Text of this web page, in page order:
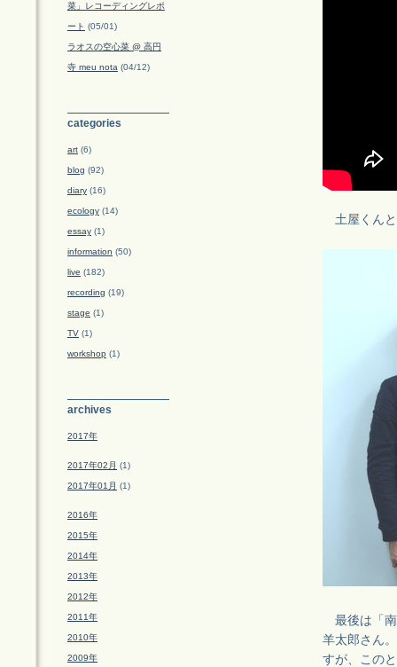
土屋くん
最後は「南
羊太郎さん
すが、この
菜」レコーディングレポ
ート (05/01)
ラオスの空心菜 @ 高円
寺 meu nota (04/12)
categories
art (6)
blog (92)
diary (16)
ecology (14)
essay (1)
information (50)
live (182)
recording (19)
stage (1)
TV (1)
workshop (1)
archives
2017年
2017年02月 (1)
2017年01月 (1)
2016年
2015年
2014年
2013年
2012年
2011年
2010年
2009年